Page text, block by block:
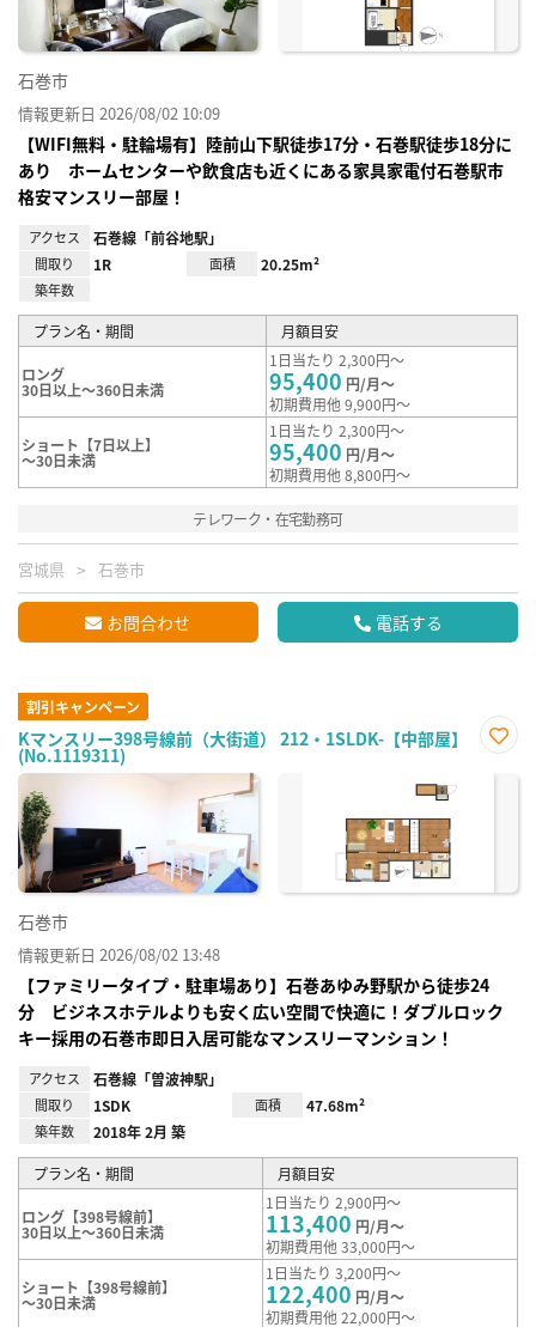
石巻市
情報更新日 2026/08/02 10:09
【WIFI無料・駐輪場有】陸前山下駅徒歩17分・石巻駅徒歩18分に
あり ホームセンターや飲食店も近くにある家具家電付石巻駅市
格安マンスリー部屋！
アクセス 石巻線「前谷地駅」
間取り 1R 面積 20.25m²
築年数
プラン名・期間 月額目安
ロング
30日以上～360日未満
1日当たり 2,300円～
95,400 円/月～
初期費用他 9,900円～
ショート【7日以上】
～30日未満
1日当たり 2,300円～
95,400 円/月～
初期費用他 8,800円～
テレワーク・在宅勤務可
宮城県 石巻市
お問合わせ 電話する
割引キャンペーン
Kマンスリー398号線前（大街道） 212・1SLDK-【中部屋】
(No.1119311)
に入
石巻市
情報更新日 2026/08/02 13:48
【ファミリータイプ・駐車場あり】石巻あゆみ野駅から徒歩24
分 ビジネスホテルよりも安く広い空間で快適に！ダブルロック
キー採用の石巻市即日入居可能なマンスリーマンション！
アクセス 石巻線「曽波神駅」
間取り 1SDK 面積 47.68m²
築年数 2018年 2月 築
プラン名・期間 月額目安
ロング【398号線前】
30日以上～360日未満
1日当たり 2,900円～
113,400 円/月～
初期費用他 33,000円～
ショート【398号線前】
～30日未満
1日当たり 3,200円～
122,400 円/月～
初期費用他 22,000円～